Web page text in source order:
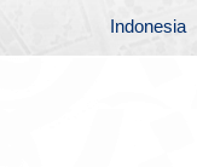
Indonesia